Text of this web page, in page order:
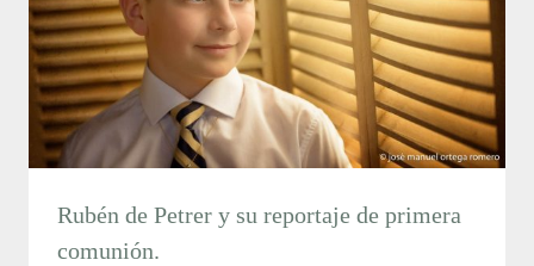
Rubén de Petrer y su reportaje de primera
comunión.